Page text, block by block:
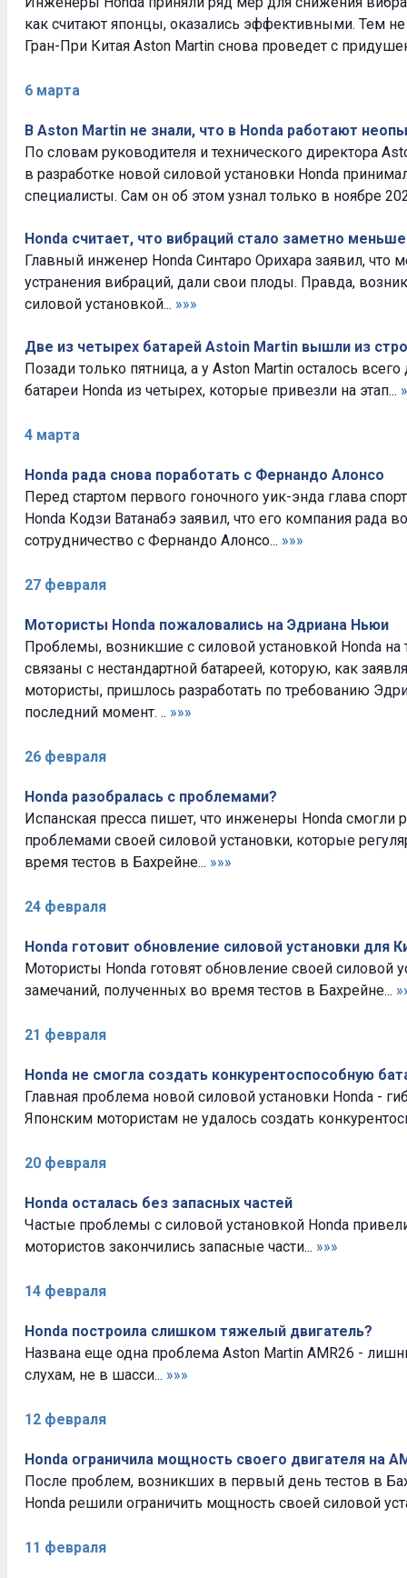
как считают японцы, оказались эффективными. Тем
Гран-При Китая Aston Martin снова проведет с
6 марта
В Aston Martin не знали, что в Honda работают
По словам руководителя и технического директора
в разработке новой силовой установки Honda
специалисты. Сам он об этом узнал только в ноябре
Honda считает, что вибраций стало заметно меньше
Главный инженер Honda Синтаро Орихара заявил, что
устранения вибраций, дали свои плоды. Правда,
силовой установкой... »»»
Две из четырех батарей Astoin Martin вышли из
Позади только пятница, а у Aston Martin осталось
батареи Honda из четырех, которые привезли на этап...
4 марта
Honda рада снова поработать с Фернандо Алонсо
Перед стартом первого гоночного уик-энда глава
Honda Кодзи Ватанабэ заявил, что его компания рада
сотрудничество с Фернандо Алонсо... »»»
27 февраля
Мотористы Honda пожаловались на Эдриана Ньюи
Проблемы, возникшие с силовой установкой Honda на
связаны с нестандартной батареей, которую, как
мотористы, пришлось разработать по требованию
последний момент. .. »»»
26 февраля
Honda разобралась с проблемами?
Испанская пресса пишет, что инженеры Honda смогли
проблемами своей силовой установки, которые
время тестов в Бахрейне... »»»
24 февраля
Honda готовит обновление силовой установки для
Мотористы Honda готовят обновление своей силовой
замечаний, полученных во время тестов в Бахрейне...
21 февраля
Honda не смогла создать конкурентоспособную
Главная проблема новой силовой установки Honda -
Японским мотористам не удалось создать
20 февраля
Honda осталась без запасных частей
Частые проблемы с силовой установкой Honda
мотористов закончились запасные части... »»»
14 февраля
Honda построила слишком тяжелый двигатель?
Названа еще одна проблема Aston Martin AMR26 -
слухам, не в шасси... »»»
12 февраля
Honda ограничила мощность своего двигателя на
После проблем, возникших в первый день тестов в
Honda решили ограничить мощность своей силовой
11 февраля